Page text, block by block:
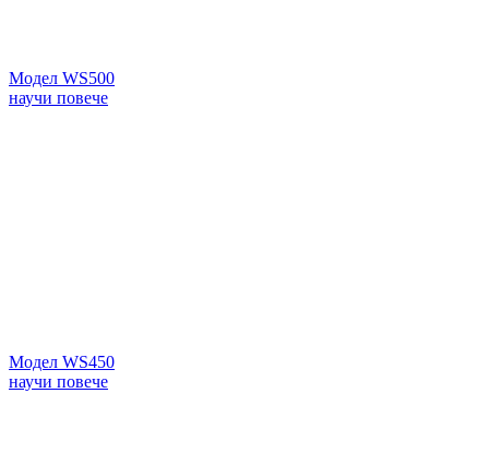
Модел WS500
научи повече
Модел WS450
научи повече